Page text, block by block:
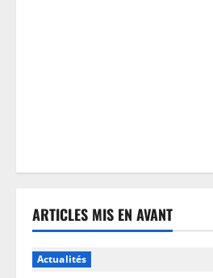
ARTICLES MIS EN AVANT
Actualités